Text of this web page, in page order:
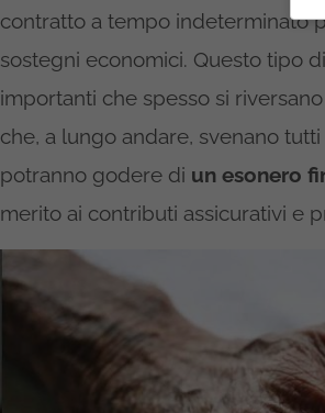
contratto a tempo indeterminato
sostegni economici. Questo tipo
importanti che spesso si
che, a lungo andare, svenano
potranno godere di un esonero
merito ai contributi assicurativi e